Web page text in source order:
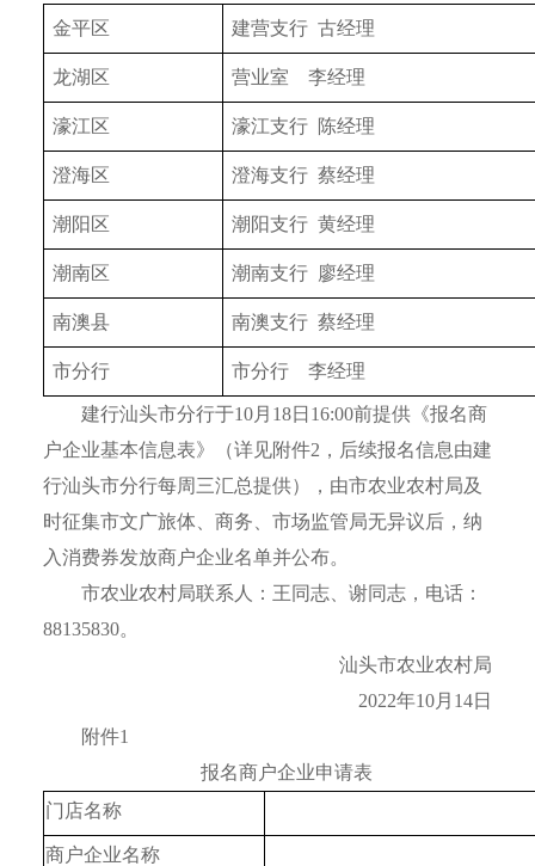
金平区 建营支行  古经理
龙湖区 营业室    李经理
濠江区 濠江支行  陈经理
澄海区 澄海支行  蔡经理
潮阳区 潮阳支行  黄经理
潮南区 潮南支行  廖经理
南澳县 南澳支行  蔡经理
市分行 市分行    李经理
建行汕头市分行于10月18日16:00前提供《报名商
户企业基本信息表》（详见附件2，后续报名信息由建
行汕头市分行每周三汇总提供），由市农业农村局及
时征集市文广旅体、商务、市场监管局无异议后，纳
入消费券发放商户企业名单并公布。
市农业农村局联系人：王同志、谢同志，电话：
88135830。
汕头市农业农村局
2022年10月14日
附件1
报名商户企业申请表
门店名称
商户企业名称